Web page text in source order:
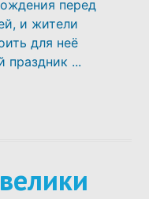
перед
и жители
для неё
...